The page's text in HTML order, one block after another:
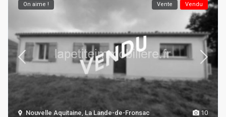
10
Nouvelle Aquitaine ,La Lande-de-Fronsac
On aime ! Vente Vendu